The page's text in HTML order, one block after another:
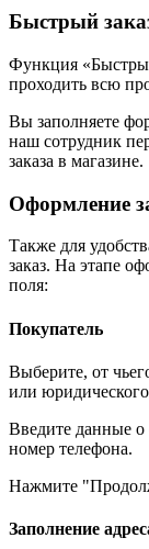
Быстрый
Функция
проходить всю
Вы заполняете
наш сотрудник
заказа в магазине.
Оформление
Также для
заказ. На этапе
поля:
Покупатель
Выберите, от
или
Введите данные
номер телефона.
Нажмите
Заполнение